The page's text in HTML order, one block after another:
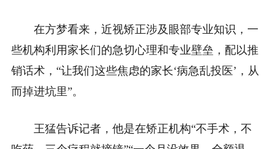
在方梦看来，近视矫正涉及眼部专业知识，一
些机构利用家长们的急切心理和专业壁垒，配以推
销话术，“让我们这些焦虑的家长‘病急乱投医’，从
而掉进坑里”。
王猛告诉记者，他是在矫正机构“不手术，不